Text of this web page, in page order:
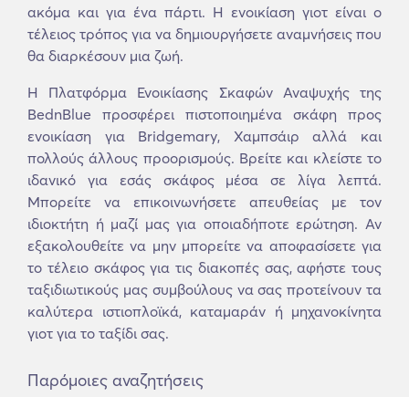
ακόμα και για ένα πάρτι. Η ενοικίαση γιοτ είναι ο
τέλειος τρόπος για να δημιουργήσετε αναμνήσεις που
θα διαρκέσουν μια ζωή.
Η Πλατφόρμα Ενοικίασης Σκαφών Αναψυχής της
BednBlue προσφέρει πιστοποιημένα σκάφη προς
ενοικίαση για Bridgemary, Χαμπσάιρ αλλά και
πολλούς άλλους προορισμούς. Βρείτε και κλείστε το
ιδανικό για εσάς σκάφος μέσα σε λίγα λεπτά.
Μπορείτε να επικοινωνήσετε απευθείας με τον
ιδιοκτήτη ή μαζί μας για οποιαδήποτε ερώτηση. Αν
εξακολουθείτε να μην μπορείτε να αποφασίσετε για
το τέλειο σκάφος για τις διακοπές σας, αφήστε τους
ταξιδιωτικούς μας συμβούλους να σας προτείνουν τα
καλύτερα ιστιοπλοϊκά, καταμαράν ή μηχανοκίνητα
γιοτ για το ταξίδι σας.
Παρόμοιες αναζητήσεις